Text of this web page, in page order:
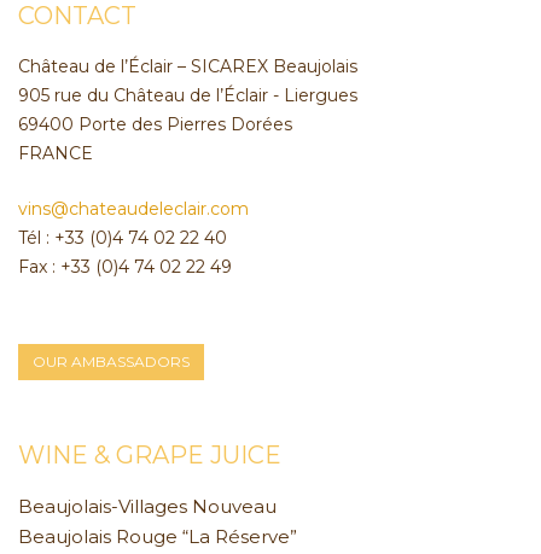
CONTACT
Château de l’Éclair – SICAREX Beaujolais
905 rue du Château de l’Éclair - Liergues
69400 Porte des Pierres Dorées
FRANCE
vins@chateaudeleclair.com
Tél : +33 (0)4 74 02 22 40
Fax : +33 (0)4 74 02 22 49
OUR AMBASSADORS
WINE & GRAPE JUICE
Beaujolais-Villages Nouveau
Beaujolais Rouge “La Réserve”